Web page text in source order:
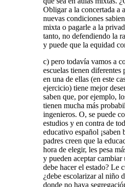
Obligar a la concertada a
nuevas condiciones
mixta o pagarle a la
tanto, no defendiendo la
y puede que la equidad
c) pero todavía vamos a
escuelas tienen diferentes
en una de ellas (en este
ejercicio) tiene mejor
saben que, por ejemplo,
tienen mucha más
ingenieros. O, se puede
estudios y en contra de
educativo español
padres creen que la
hora de elegir, les pesa
y pueden aceptar
debe hacer el estado? Le
¿debe escolarizar al niño
donde no haya